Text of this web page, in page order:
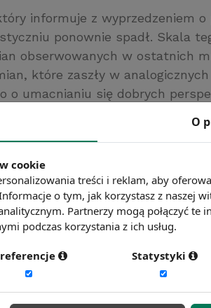
informuje z wyprzedzeniem o
ponownie spadł. Skala
obserwowanych w ostatnich
które zaszły w
o umacnianiu się dobrych
więcej wiadomości
O
cookie
treści i reklam, aby
o tym, jak korzystasz z naszej
Partnerzy mogą połączyć te
podczas korzystania z ich usług.
Statystyki